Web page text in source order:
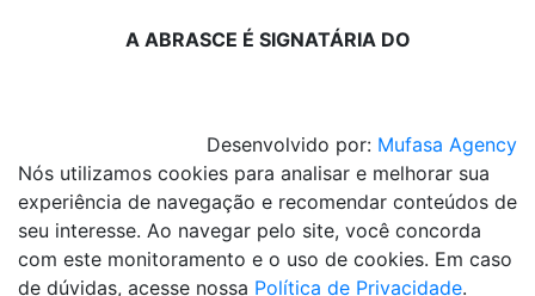
A ABRASCE É SIGNATÁRIA DO
Desenvolvido por: Mufasa Agency
Nós utilizamos cookies para analisar e melhorar sua
experiência de navegação e recomendar conteúdos de
seu interesse. Ao navegar pelo site, você concorda
com este monitoramento e o uso de cookies. Em caso
de dúvidas, acesse nossa Política de Privacidade.